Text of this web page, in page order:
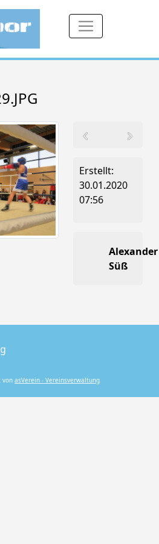
Erstellt:
30.01.2020
07:56
Alexander
Süß
von asVerein - Vereinsverwaltung